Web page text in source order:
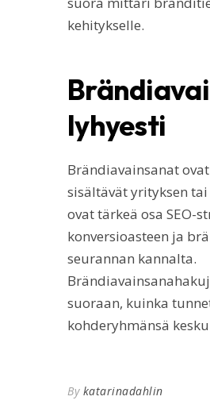
kehitykselle.
lyhyesti
Brändiavainsanat
sisältävät yrityksen
ovat tärkeä osa SEO-
konversioasteen ja
seurannan kannalta.
suoraan, kuinka
kohderyhmänsä
By katarinadahlin